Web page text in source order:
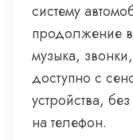
систему
продолжение
музыка,
доступно с
устройства,
на телефон.